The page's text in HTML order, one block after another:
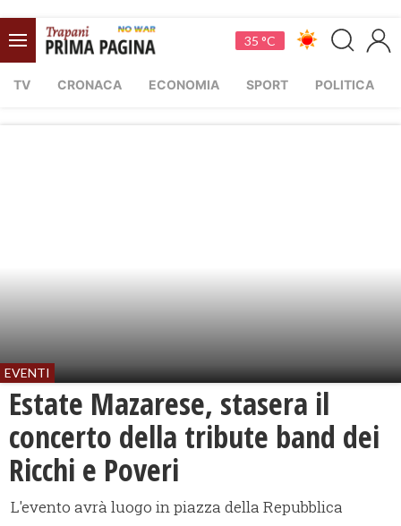
35 °C
TV CRONACA ECONOMIA SPORT POLITICA
EVENTI
​Estate Mazarese, stasera il
concerto della tribute band dei
Ricchi e Poveri
L'evento avrà luogo in piazza della Repubblica